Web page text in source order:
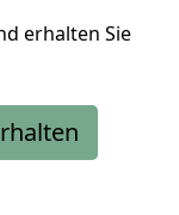
erhalten Sie